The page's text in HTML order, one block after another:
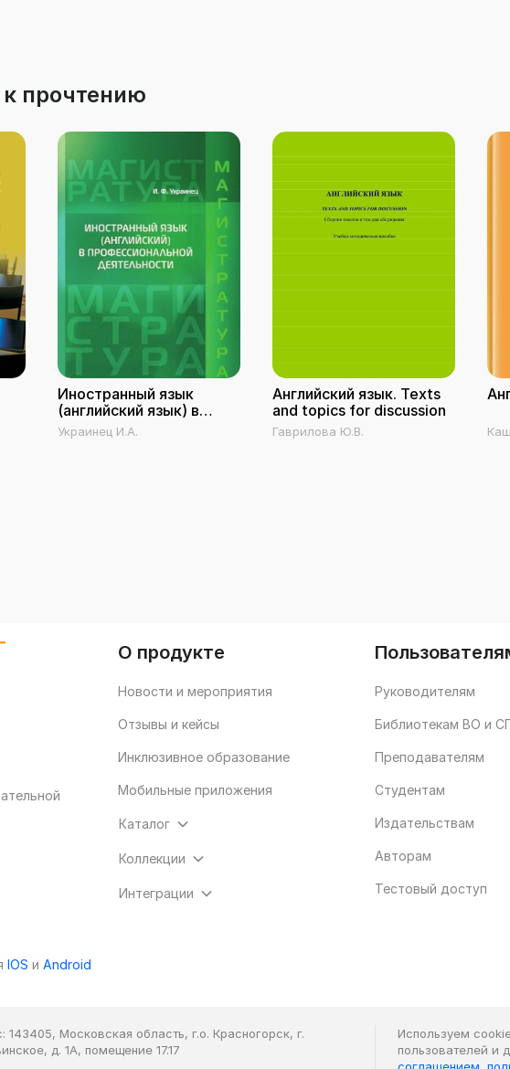
прочтению
Иностранный язык
(английский язык) в
профессиональной
деятельности
Украинец И.А.
Английский язык. Texts
and topics for discussion
Гаврилова Ю.В.
IOS и Android
О продукте
Новости и мероприятия
Отзывы и кейсы
Инклюзивное образование
Мобильные приложения
Каталог
Коллекции
Интеграции
Руководителям
Библиотекам ВО и
Преподавателям
Студентам
Издательствам
Авторам
Тестовый доступ
143405, Московская область, г.о. Красногорск, г.
д. 1А, помещение 17.17
Используем
пользователей и